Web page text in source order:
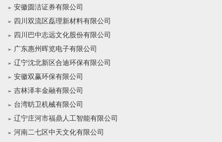
安徽圆洁证券有限公司
四川双流区磊理新材料有限公司
四川巴中志远文化股份有限公司
广东惠州晖览电子有限公司
辽宁沈北新区合迪环保有限公司
安徽双赢环保有限公司
吉林泽丰金融有限公司
台湾昉卫机械有限公司
辽宁庄河市福鼎人工智能有限公司
河南二七区中天文化有限公司